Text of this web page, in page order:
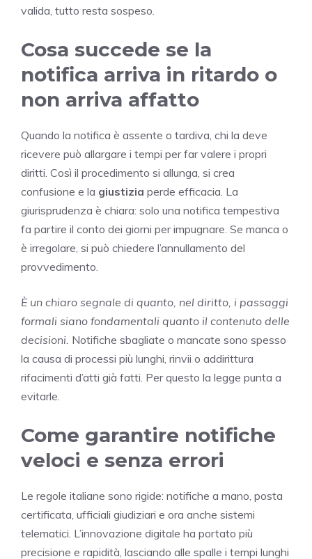
valida, tutto resta sospeso.
Cosa succede se la
notifica arriva in ritardo o
non arriva affatto
Quando la notifica è assente o tardiva, chi la deve
ricevere può allargare i tempi per far valere i propri
diritti. Così il procedimento si allunga, si crea
confusione e la giustizia perde efficacia. La
giurisprudenza è chiara: solo una notifica tempestiva
fa partire il conto dei giorni per impugnare. Se manca o
è irregolare, si può chiedere l’annullamento del
provvedimento.
È un chiaro segnale di quanto, nel diritto, i passaggi
formali siano fondamentali quanto il contenuto delle
decisioni. Notifiche sbagliate o mancate sono spesso
la causa di processi più lunghi, rinvii o addirittura
rifacimenti d’atti già fatti. Per questo la legge punta a
evitarle.
Come garantire notifiche
veloci e senza errori
Le regole italiane sono rigide: notifiche a mano, posta
certificata, ufficiali giudiziari e ora anche sistemi
telematici. L’innovazione digitale ha portato più
precisione e rapidità, lasciando alle spalle i tempi lunghi